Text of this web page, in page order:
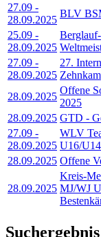
27.09 -
28.09.2025
BLV
25.09 -
28.09.2025
27.09 -
28.09.2025
27.
28.09.2025
Offene
2025
28.09.2025 GTD -
27.09 -
28.09.2025
WLV
U16/U14
28.09.2025 Offene
28.09.2025
Kreis-
MJ/WJ
Suchergebnis